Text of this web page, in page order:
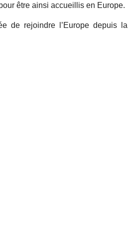
être ainsi accueillis en Europe.
de rejoindre l’Europe depuis la